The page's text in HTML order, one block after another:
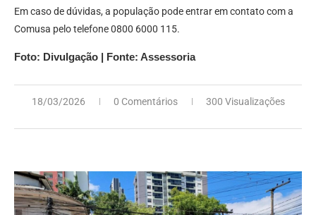
Em caso de dúvidas, a população pode entrar em contato com a
Comusa pelo telefone 0800 6000 115.
Foto: Divulgação | Fonte: Assessoria
18/03/2026 0 Comentários 300 Visualizações